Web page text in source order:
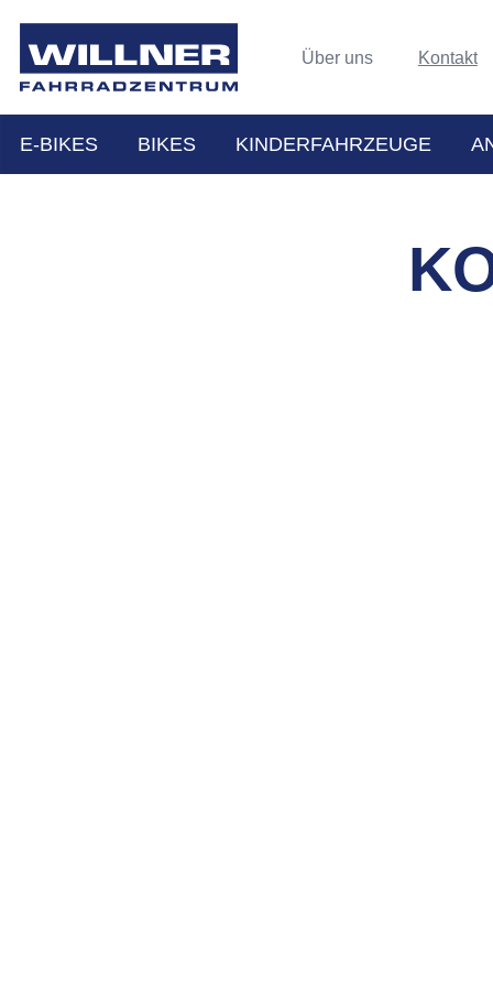
Über uns Kontakt
E-BIKES BIKES KINDERFAHRZEUGE